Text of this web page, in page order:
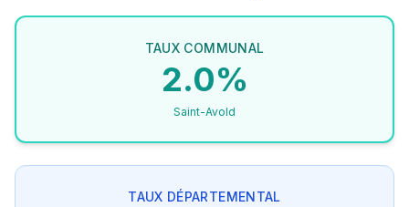
TAUX COMMUNAL
2.0%
Saint-Avold
TAUX DÉPARTEMENTAL